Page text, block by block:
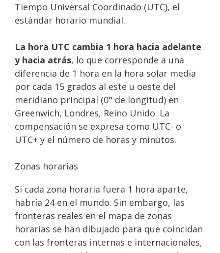
Tiempo Universal Coordinado (UTC), el
estándar horario mundial.
La hora UTC cambia 1 hora hacia adelante
y hacia atrás, lo que corresponde a una
diferencia de 1 hora en la hora solar media
por cada 15 grados al este u oeste del
meridiano principal (0° de longitud) en
Greenwich, Londres, Reino Unido. La
compensación se expresa como UTC- o
UTC+ y el número de horas y minutos.
Zonas horarias
Si cada zona horaria fuera 1 hora aparte,
habría 24 en el mundo. Sin embargo, las
fronteras reales en el mapa de zonas
horarias se han dibujado para que coincidan
con las fronteras internas e internacionales,